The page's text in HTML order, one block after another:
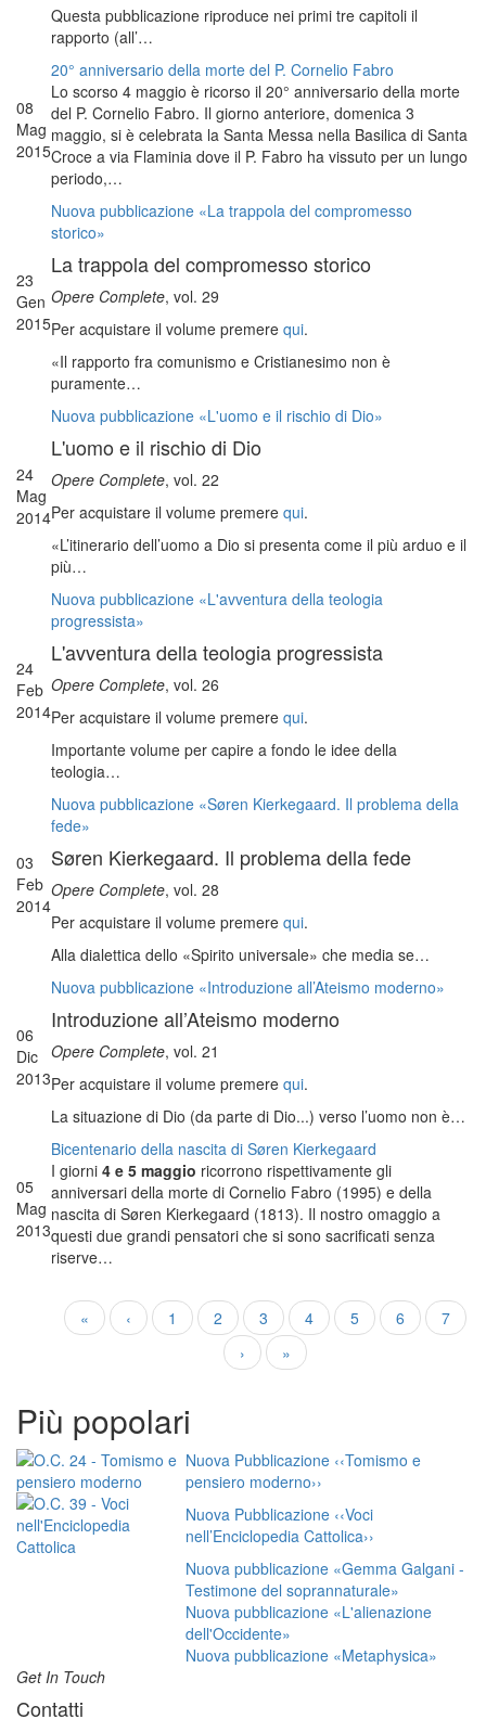
Questa pubblicazione riproduce nei primi tre capitoli il
rapporto (all’…
08
Mag
2015
20° anniversario della morte del P. Cornelio Fabro
Lo scorso 4 maggio è ricorso il 20° anniversario della morte
del P. Cornelio Fabro. Il giorno anteriore, domenica 3
maggio, si è celebrata la Santa Messa nella Basilica di Santa
Croce a via Flaminia dove il P. Fabro ha vissuto per un lungo
periodo,…
23
Gen
2015
Nuova pubblicazione «La trappola del compromesso
storico»
La trappola del compromesso storico
Opere Complete, vol. 29
Per acquistare il volume premere qui.
«Il rapporto fra comunismo e Cristianesimo non è
puramente…
24
Mag
2014
Nuova pubblicazione «L'uomo e il rischio di Dio»
L'uomo e il rischio di Dio
Opere Complete, vol. 22
Per acquistare il volume premere qui.
«L’itinerario dell’uomo a Dio si presenta come il più arduo e il
più…
24
Feb
2014
Nuova pubblicazione «L'avventura della teologia
progressista»
L'avventura della teologia progressista
Opere Complete, vol. 26
Per acquistare il volume premere qui.
Importante volume per capire a fondo le idee della
teologia…
03
Feb
2014
Nuova pubblicazione «Søren Kierkegaard. Il problema della
fede»
Søren Kierkegaard. Il problema della fede
Opere Complete, vol. 28
Per acquistare il volume premere qui.
Alla dialettica dello «Spirito universale» che media se…
06
Dic
2013
Nuova pubblicazione «Introduzione all’Ateismo moderno»
Introduzione all’Ateismo moderno
Opere Complete, vol. 21
Per acquistare il volume premere qui.
La situazione di Dio (da parte di Dio...) verso l’uomo non è…
05
Mag
2013
Bicentenario della nascita di Søren Kierkegaard
I giorni 4 e 5 maggio ricorrono rispettivamente gli
anniversari della morte di Cornelio Fabro (1995) e della
nascita di Søren Kierkegaard (1813). Il nostro omaggio a
questi due grandi pensatori che si sono sacrificati senza
riserve…
Paginazione
Prima
pagina
«
Pagina
precedente
‹ Page
1 Page
2
Pagina
attuale
3 Page
4 Page
5 Page
6 Page
7
Pagina
successiva
›
Ultima
pagina
»
Più popolari
Nuova Pubblicazione ‹‹Tomismo e
pensiero moderno››
Nuova Pubblicazione ‹‹Voci
nell’Enciclopedia Cattolica››
Nuova pubblicazione «Gemma Galgani -
Testimone del soprannaturale»
Nuova pubblicazione «L'alienazione
dell'Occidente»
Nuova pubblicazione «Metaphysica»
Get In Touch
Contatti